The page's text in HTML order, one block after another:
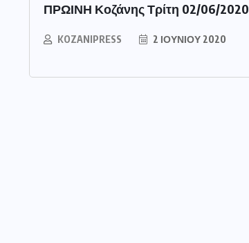
ΠΡΩΙΝΗ Κοζάνης Τρίτη 02/06/2020
KOZANIPRESS 2 ΙΟΥΝΊΟΥ 2020